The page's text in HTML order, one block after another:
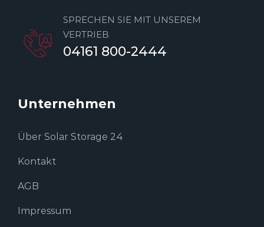
SPRECHEN SIE MIT UNSEREM
VERTRIEB
04161 800-2444
Unternehmen
Über Solar Storage 24
Kontakt
AGB
Impressum